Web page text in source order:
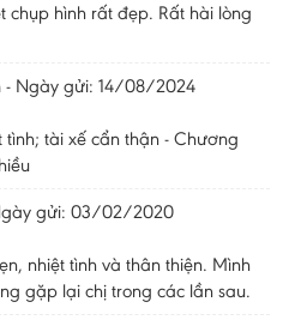
chụp hình rất đẹp. Rất hài lòng
- Ngày gửi: 14/08/2024
tài xế cẩn thận - Chương
gửi: 03/02/2020
nhiệt tình và thân thiện. Mình
gặp lại chị trong các lần sau.